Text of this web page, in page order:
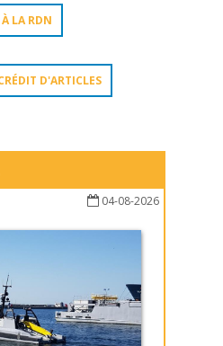
À LA RDN
D'ARTICLES
04-08-2026